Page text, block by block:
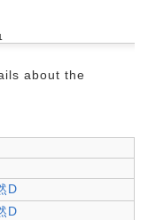
about the
D
D